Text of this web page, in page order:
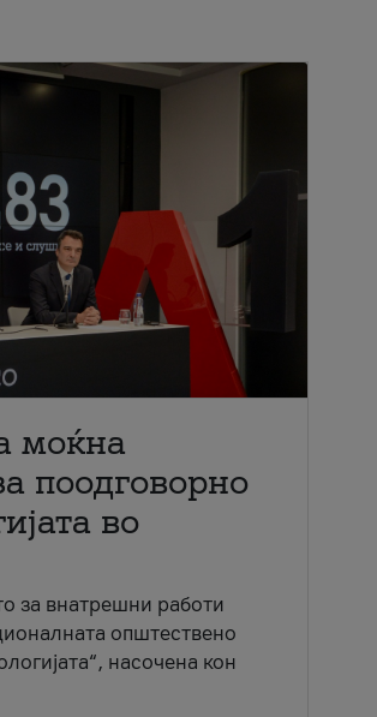
моќна
поодговорно
во
за внатрешни работи
општествено
насочена кон